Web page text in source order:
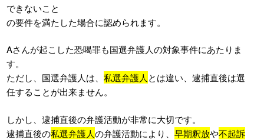
できないこと
の要件を満たした場合に認められます。
Aさんが起こした恐喝罪も国選弁護人の対象事件にあたりま
す。
ただし、国選弁護人は、私選弁護人 とは違い、逮捕直後は選
任することが出来ません。
しかし、逮捕直後の弁護活動が非常に大切です。
逮捕直後の私選弁護人の弁護活動により、早期釈放や不起訴